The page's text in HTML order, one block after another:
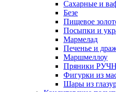
Сахарные и
Безе
Пищевое
Посыпки и
Мармелад
Печенье и
Маршмеллоу
Пряники
Фигурки из
Шары из